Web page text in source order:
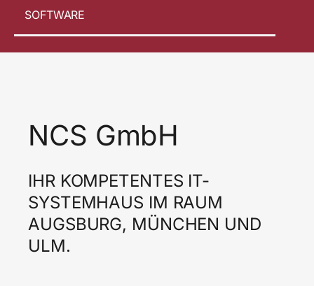
SOFTWARE
NCS GmbH
IHR KOMPETENTES IT-
SYSTEMHAUS IM RAUM
AUGSBURG, MÜNCHEN UND
ULM.